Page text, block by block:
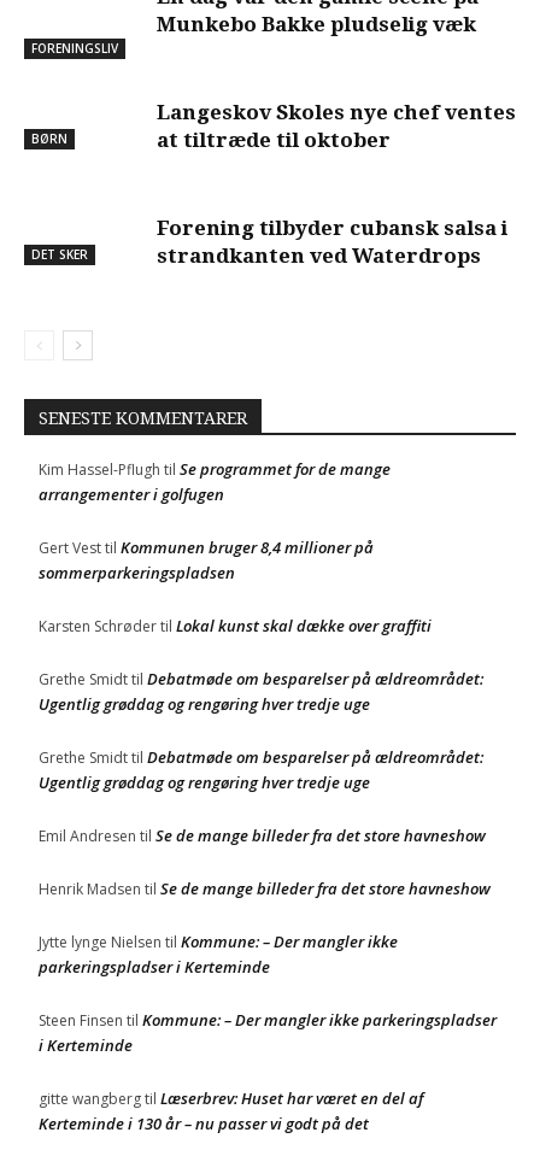
FORENINGSLIV
Munkebo Bakke pludselig væk
BØRN
Langeskov Skoles nye chef ventes
at tiltræde til oktober
DET SKER
Forening tilbyder cubansk salsa i
strandkanten ved Waterdrops
SENESTE KOMMENTARER
Kim Hassel-Pflugh til Se programmet for de mange
arrangementer i golfugen
Gert Vesttil Kommunen bruger 8,4 millioner på
sommerparkeringspladsen
Karsten Schrødertil Lokal kunst skal dække over graffiti
Grethe Smidttil Debatmøde om besparelser på ældreområdet:
Ugentlig grøddag og rengøring hver tredje uge
Grethe Smidttil Debatmøde om besparelser på ældreområdet:
Ugentlig grøddag og rengøring hver tredje uge
Emil Andresen til Se de mange billeder fra det store havneshow
Henrik Madsen til Se de mange billeder fra det store havneshow
Jytte lynge Nielsen til Kommune: – Der mangler ikke
parkeringspladser i Kerteminde
Steen Finsen til Kommune: – Der mangler ikke parkeringspladser
i Kerteminde
gitte wangbergtil Læserbrev: Huset har været en del af
Kerteminde i 130 år – nu passer vi godt på det